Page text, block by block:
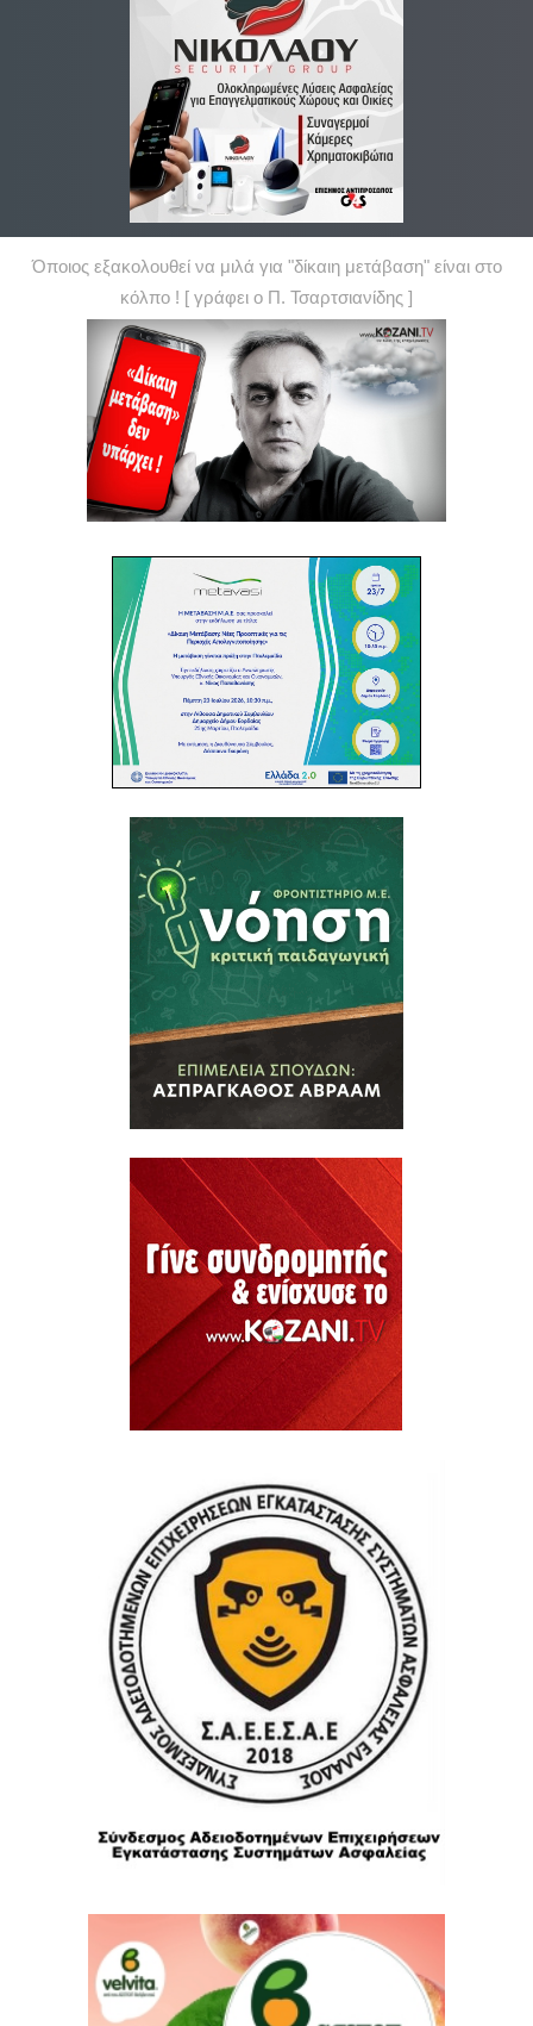
Όποιος εξακολουθεί να μιλά για "δίκαιη μετάβαση" είναι στο
κόλπο ! [ γράφει ο Π. Τσαρτσιανίδης ]